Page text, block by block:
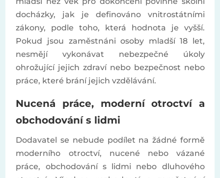
docházky, jak je definováno vnitrostátními
zákony, podle toho, která hodnota je vyšší.
Pokud jsou zaměstnáni osoby mladší 18 let,
nesmějí vykonávat nebezpečné úkoly
ohrožující jejich zdraví nebo bezpečnost nebo
práce, které brání jejich vzdělávání.
Nucená práce, moderní otroctví a
obchodování s lidmi
Dodavatel se nebude podílet na žádné formě
moderního otroctví, nucené nebo vázané
práce, obchodování s lidmi nebo dluhového